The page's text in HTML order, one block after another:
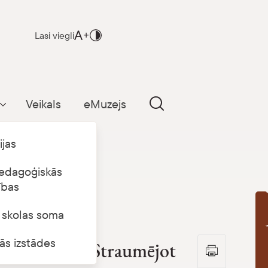
Lasi viegli
Parādīt apakšizvēlni
soma
izstādes
Veikals eMuzejs
“Straumējot